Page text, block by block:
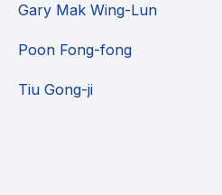
Gary Mak Wing-Lun
Poon Fong-fong
Tiu Gong-ji